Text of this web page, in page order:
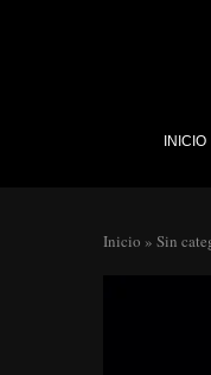
INICIO
Inicio » Sin